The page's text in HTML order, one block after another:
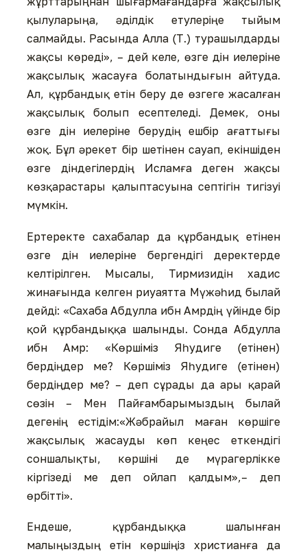
қылуларыңа, әділдік етулеріңе тыйым
салмайды. Расында Алла (Т.) турашылдарды
жақсы көреді», – дей келе, өзге дін иелеріне
жақсылық жасауға болатындығын айтуда.
Ал, құрбандық етін беру де өзгеге жасалған
жақсылық болып есептеледі. Демек, оны
өзге дін иелеріне берудің ешбір ағаттығы
жоқ. Бұл әрекет бір шетінен сауап, екіншіден
өзге діндегілердің Исламға деген жақсы
көзқарастары қалыптасуына септігін тигізуі
мүмкін.
Ертеректе сахабалар да құрбандық етінен
өзге дін иелеріне бергендігі деректерде
келтірілген. Мысалы, Тирмизидін хадис
жинағында келген риуаятта Мүжәһид былай
дейді: «Сахаба Абдулла ибн Амрдің үйінде бір
қой құрбандыққа шалынды. Сонда Абдулла
ибн Амр: «Көршіміз Яһудиге (етінен)
бердіңдер ме? Көршіміз Яһудиге (етінен)
бердіңдер ме? – деп сұрады да ары қарай
сөзін – Мен Пайғамбарымыздың былай
дегенің естідім:«Жәбрайыл маған көршіге
жақсылық жасауды көп кеңес еткендігі
соншалықты, көршіні де мүрагерлікке
кіргізеді ме деп ойлап қалдым»,– деп
өрбітті».
Ендеше, құрбандыққа шалынған
малыңыздың етін көршіңіз христианға да